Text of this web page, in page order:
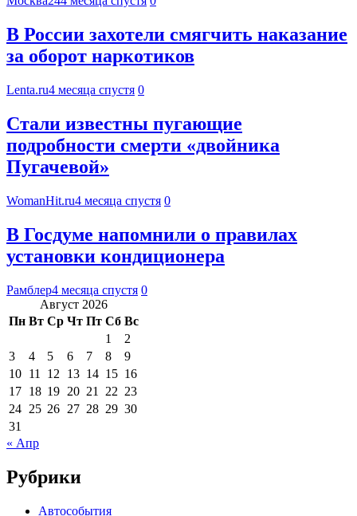
В России захотели смягчить наказание
за оборот наркотиков
Lenta.ru4 месяца спустя 0
Стали известны пугающие
подробности смерти «двойника
Пугачевой»
WomanHit.ru4 месяца спустя 0
В Госдуме напомнили о правилах
установки кондиционера
Рамблер4 месяца спустя 0
Август 2026
Пн Вт Ср Чт Пт Сб Вс
1
2
3
4 5 6 7 8
9
10 11 12 13 14 15 16
17 18 19 20 21 22 23
24 25 26 27 28 29 30
31
« Апр
Рубрики
Автособытия